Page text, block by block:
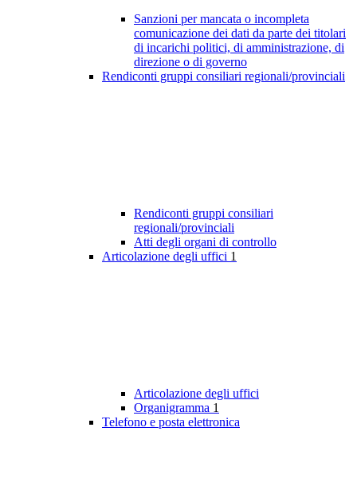
Sanzioni per mancata o incompleta
comunicazione dei dati da parte dei titolari
di incarichi politici, di amministrazione, di
direzione o di governo
Rendiconti gruppi consiliari regionali/provinciali
Rendiconti gruppi consiliari
regionali/provinciali
Atti degli organi di controllo
Articolazione degli uffici 1
Articolazione degli uffici
Organigramma 1
Telefono e posta elettronica